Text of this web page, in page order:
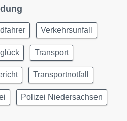
Verkehrsunfall
Transport
Transportnotfall
Polizei Niedersachsen